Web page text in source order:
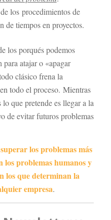
los procedimientos de
de tiempos en proyectos.
los porqués podemos
atajar o «apagar
clásico frena la
todo el proceso. Mientras
que pretende es llegar a la
de evitar futuros problemas
superar los problemas más
los problemas humanos y
los que determinan la
empresa.